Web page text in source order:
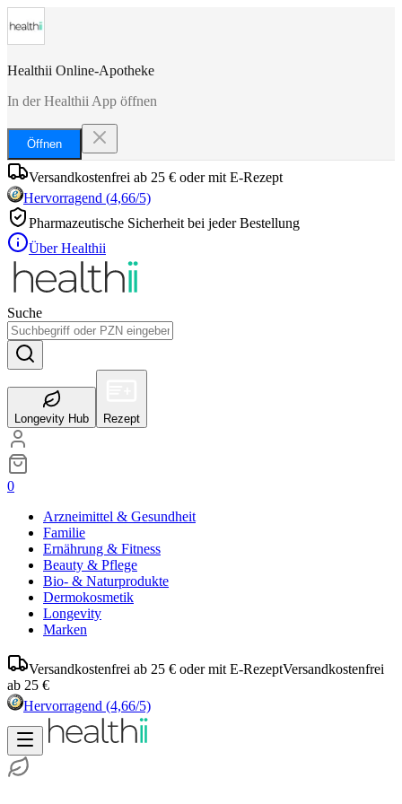
Healthii Online-Apotheke
In der Healthii App öffnen
Öffnen
Versandkostenfrei ab 25 € oder mit E-Rezept
Hervorragend (4,66/5)
Pharmazeutische Sicherheit bei jeder Bestellung
Über Healthii
Suche
Longevity Hub Rezept
0
Arzneimittel & Gesundheit
Familie
Ernährung & Fitness
Beauty & Pflege
Bio- & Naturprodukte
Dermokosmetik
Longevity
Marken
Versandkostenfrei ab 25 € oder mit E-RezeptVersandkostenfrei
ab 25 €
Hervorragend (4,66/5)